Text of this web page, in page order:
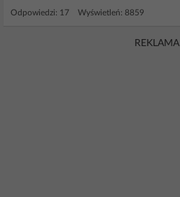
Odpowiedzi: 17 Wyświetleń: 8859
REKLAMA